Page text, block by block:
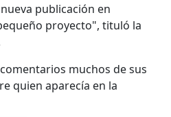
publicación en
proyecto", tituló la
muchos de sus
quien aparecía en la